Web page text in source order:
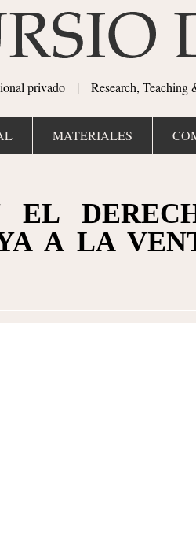
privado | Research, Teaching
MATERIALES
EL
A LA